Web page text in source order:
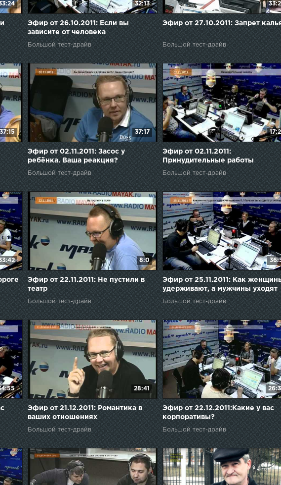
32:13
Эфир от 26.10.2011: Если вы
зависите от человека
Большой тест-драйв
Эфир от 27.10.2011: Запрет
Большой тест-драйв
37:17
Эфир от 02.11.2011: Засос у
ребёнка. Ваша реакция?
Большой тест-драйв
Эфир от 02.11.2011:
Принудительные работы
Большой тест-драйв
8:0
Эфир от 22.11.2011: Не пустили в
театр
Большой тест-драйв
Эфир от 25.11.2011: Как
удерживают, а мужчины уходят
Большой тест-драйв
28:41
Эфир от 21.12.2011: Романтика в
ваших отношениях
Большой тест-драйв
Эфир от 22.12.2011:Какие у вас
корпоративы?
Большой тест-драйв